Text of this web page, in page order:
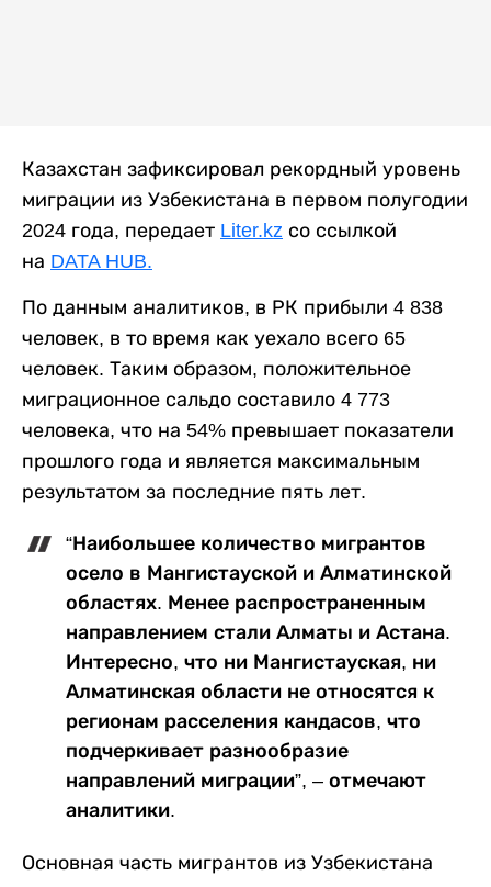
Казахстан зафиксировал рекордный уровень
миграции из Узбекистана в первом полугодии
2024 года, передает Liter.kz со ссылкой
на DATA HUB.
По данным аналитиков, в РК прибыли 4 838
человек, в то время как уехало всего 65
человек. Таким образом, положительное
миграционное сальдо составило 4 773
человека, что на 54% превышает показатели
прошлого года и является максимальным
результатом за последние пять лет.
“Наибольшее количество мигрантов
осело в Мангистауской и Алматинской
областях. Менее распространенным
направлением стали Алматы и Астана.
Интересно, что ни Мангистауская, ни
Алматинская области не относятся к
регионам расселения кандасов, что
подчеркивает разнообразие
направлений миграции”, – отмечают
аналитики.
Основная часть мигрантов из Узбекистана